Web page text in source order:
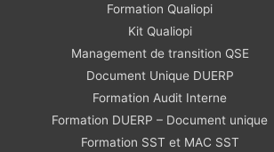
Formation Qualiopi
Kit Qualiopi
Management de transition QSE
Document Unique DUERP
Formation Audit Interne
Formation DUERP – Document unique
Formation SST et MAC SST